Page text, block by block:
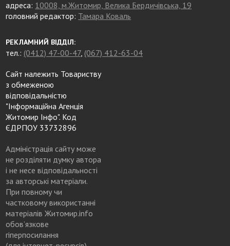
адреса: 10008, м.Житомир, Велика Бердичівська, 19
головний редактор: Тамара Коваль
РЕКЛАМНИЙ ВІДДІЛ:
тел.: (0412) 47-00-47, (067) 412-63-04
Сайт належить Товариству
з обмеженою
відповідальністю
"Інформаційна Агенція
Житомир Інфо". Код
ЄДРПОУ 33732896
Адміністрація сайту може
не розділяти думку автора
і не несе відповідальності
за авторські матеріали.
При повному чи
частковому використанні
матеріалів Житомир.info
обов’язкове
гіперпосилання